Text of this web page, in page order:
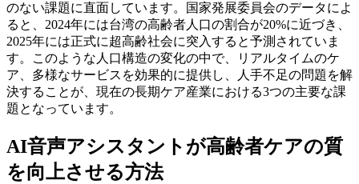
のない課題に直面しています。国家発展委員会のデータによ
ると、2024年には台湾の高齢者人口の割合が20%に近づき、
2025年には正式に超高齢社会に突入すると予測されていま
す。このような人口構造の変化の中で、リアルタイムのケ
ア、多様なサービスを効果的に提供し、人手不足の問題を解
決することが、現在の長期ケア産業における3つの主要な課
題となっています。
AI音声アシスタントが高齢者ケアの質
を向上させる方法